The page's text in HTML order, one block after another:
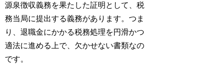
源泉徴収義務を果たした証明として、税
務当局に提出する義務があります。つま
り、退職金にかかる税務処理を円滑かつ
適法に進める上で、欠かせない書類なの
です。